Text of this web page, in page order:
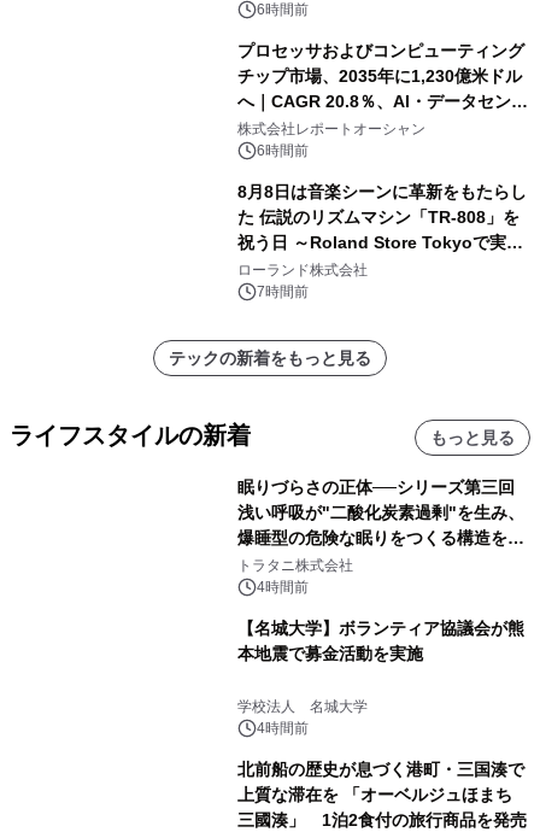
6時間前
プロセッサおよびコンピューティング
チップ市場、2035年に1,230億米ドル
へ｜CAGR 20.8％、AI・データセンタ
ー需要が成長を牽引
株式会社レポートオーシャン
6時間前
8月8日は音楽シーンに革新をもたらし
た 伝説のリズムマシン「TR-808」を
祝う日 ～Roland Store Tokyoで実機
を展示しての 記念キャンペーンを開
催 英国ラジオ「NTS」の 特別プログ
アーティストを フィーチャーしたアニ
メーションを公開～
ローランド株式会社
7時間前
テックの新着をもっと見る
ライフスタイルの新着 もっと見る
眠りづらさの正体──シリーズ第三回
浅い呼吸が"二酸化炭素過剰"を生み、
爆睡型の危険な眠りをつくる構造を解
説
トラタニ株式会社
4時間前
【名城大学】ボランティア協議会が熊
本地震で募金活動を実施
学校法人 名城大学
4時間前
北前船の歴史が息づく港町・三国湊で
上質な滞在を 「オーベルジュほまち
三國湊」 1泊2食付の旅行商品を発売